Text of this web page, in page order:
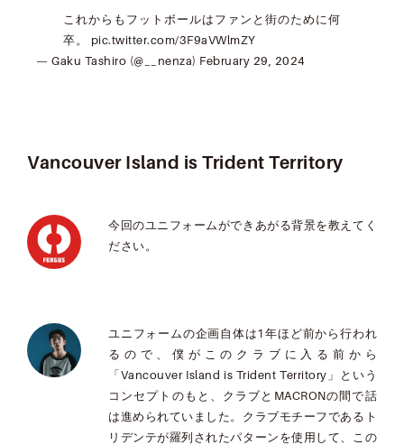
これからもフットボールはファンと街のために何
卒。 pic.twitter.com/3F9aVWlmZY
— Gaku Tashiro (@__nenza) February 29, 2024
Vancouver Island is Trident Territory
今回のユニフォームができあがる背景を教えてく
ださい。
ユニフォームの企画自体は1年ほど前から行われ
るので、僕がこのクラブに入る前から
「Vancouver Island is Trident Territory」という
コンセプトのもと、クラブとMACRONの間で話
は進められていました。クラブモチーフであるト
リデンテが羅列されたパターンを使用して、この